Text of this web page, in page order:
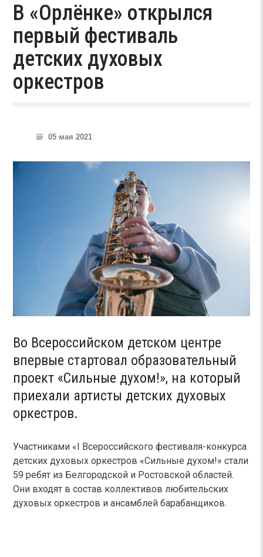
В «Орлёнке» открылся
первый фестиваль
детских духовых
оркестров
05 мая 2021
Во Всероссийском детском центре
впервые стартовал образовательный
проект «Сильные духом!», на который
приехали артисты детских духовых
оркестров.
Участниками «I Всероссийского фестиваля-конкурса
детских духовых оркестров «Сильные духом!» стали
59 ребят из Белгородской и Ростовской областей.
Они входят в состав коллективов любительских
духовых оркестров и ансамблей барабанщиков.